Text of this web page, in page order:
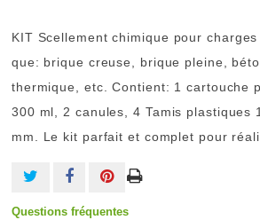
KIT Scellement chimique pour
que: brique creuse, brique pleine,
thermique, etc. Contient: 1 cartouche
300 ml, 2 canules, 4 Tamis plastiques
mm. Le kit parfait et complet pour
Questions fréquentes